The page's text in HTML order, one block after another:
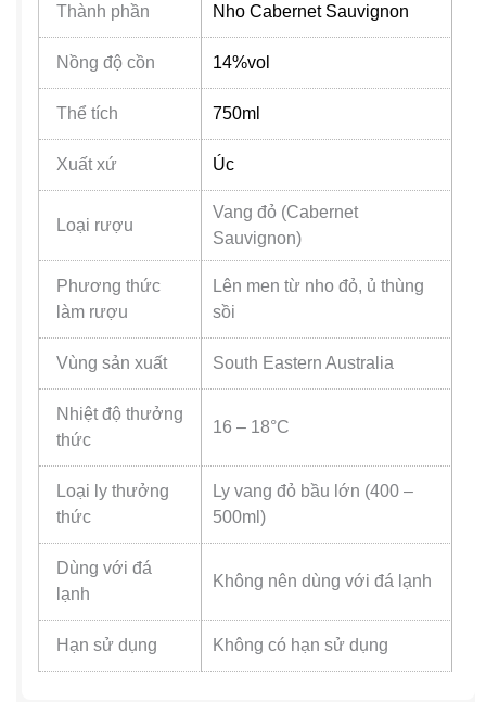
Thành phần Nho Cabernet Sauvignon
Nồng độ cồn 14%vol
Thể tích 750ml
Xuất xứ Úc
Loại rượu
Vang đỏ (Cabernet
Sauvignon)
Phương thức
làm rượu
Lên men từ nho đỏ, ủ thùng
sồi
Vùng sản xuất South Eastern Australia
Nhiệt độ thưởng
thức
16 – 18°C
Loại ly thưởng
thức
Ly vang đỏ bầu lớn (400 –
500ml)
Dùng với đá
lạnh
Không nên dùng với đá lạnh
Hạn sử dụng Không có hạn sử dụng